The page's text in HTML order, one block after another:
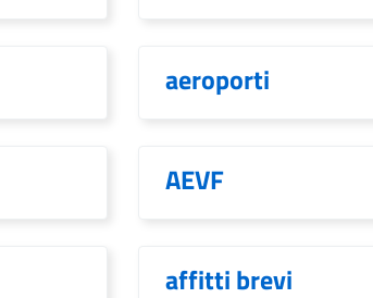
aeroporti
AEVF
affitti brevi